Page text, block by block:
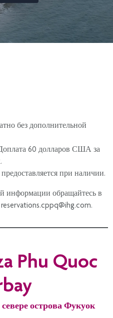
без дополнительной
60 долларов США за
при наличии.
информации обращайтесь в
распространяется на 2
и конфиденциальности
камер, дронов и других
курорта запрещено.
Phu Quoc
острова Фукуок